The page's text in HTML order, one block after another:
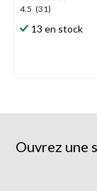
4.5 (31)
4.5
étoile(s)
sur
13 en stock
Ouvrez une